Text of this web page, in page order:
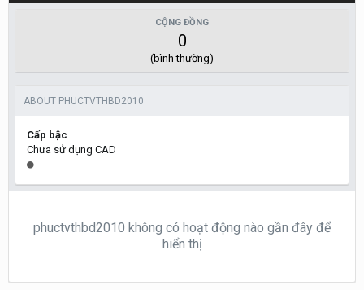
CỘNG ĐỒNG
0
(bình thường)
ABOUT PHUCTVTHBD2010
Cấp bậc
Chưa sử dụng CAD
phuctvthbd2010 không có hoạt động nào gần đây để
hiển thị